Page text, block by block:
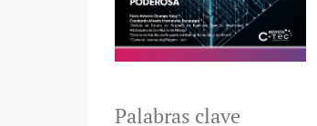
Palabras clave